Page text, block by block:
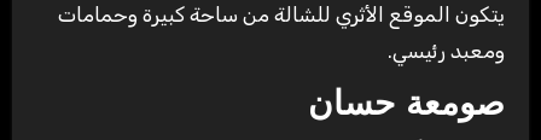
يتكون الموقع الأثري للشالة من ساحة كبيرة وحمامات
ومعبد رئيسي.
صومعة حسان